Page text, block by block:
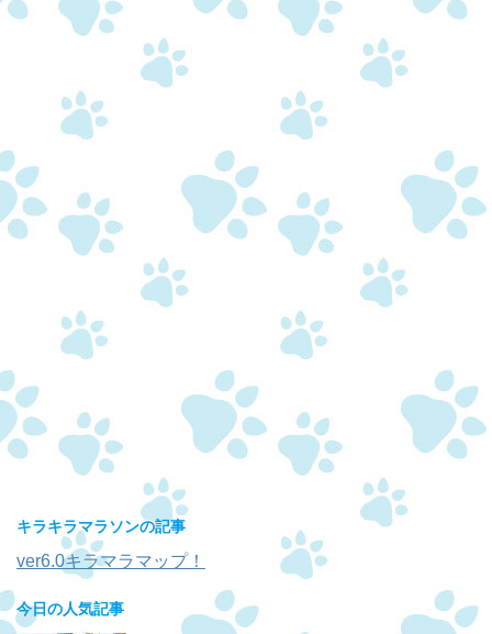
キラキラマラソンの記事
ver6.0キラマラマップ！
今日の人気記事